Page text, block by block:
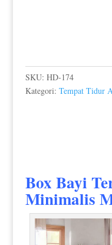
SKU: HD-174
Kategori: Tempat Tidur
Box Bayi
Minimalis